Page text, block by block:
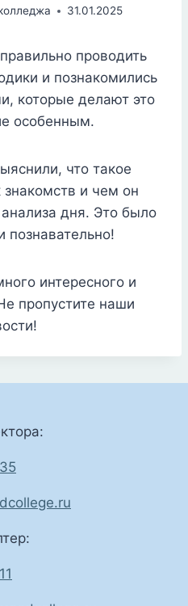
31.01.2025
проводить
и познакомились
которые делают это
особенным.
что такое
и чем он
дня. Это было
познавательно!
интересного и
пропустите наши